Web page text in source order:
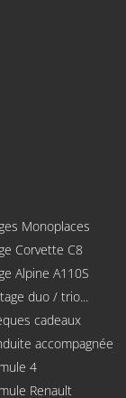
Monoplaces
Corvette C8
Alpine A110S
duo / trio...
cadeaux
accompagnée
4
Renault